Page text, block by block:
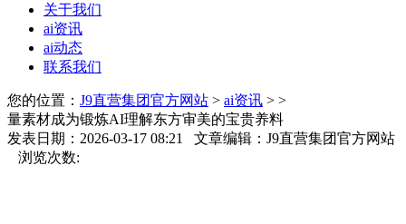
关于我们
ai资讯
ai动态
联系我们
您的位置： J9直营集团官方网站 > ai资讯 > >
量素材成为锻炼AI理解东方审美的宝贵养料
发表日期：2026-03-17 08:21 文章编辑：J9直营集团官方网站
浏览次数: